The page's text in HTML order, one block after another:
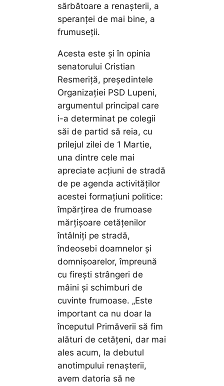
sărbătoare a renașterii, a
speranței de mai bine, a
frumuseții.
Acesta este și în opinia
senatorului Cristian
Resmeriță, președintele
Organizației PSD Lupeni,
argumentul principal care
i-a determinat pe colegii
săi de partid să reia, cu
prilejul zilei de 1 Martie,
una dintre cele mai
apreciate acțiuni de stradă
de pe agenda activităților
acestei formațiuni politice:
împărțirea de frumoase
mărțișoare cetățenilor
întâlniți pe stradă,
îndeosebi doamnelor și
domnișoarelor, împreună
cu firești strângeri de
mâini și schimburi de
cuvinte frumoase. „Este
important ca nu doar la
începutul Primăverii să fim
alături de cetățeni, dar mai
ales acum, la debutul
anotimpului renaşterii,
avem datoria să ne